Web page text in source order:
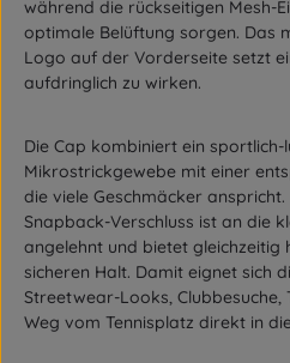
während die rückseitigen Mesh-
optimale Belüftung sorgen. Das
Logo auf der Vorderseite setzt
aufdringlich zu wirken.
Die Cap kombiniert ein sportlich-
Mikrostrickgewebe mit einer
die viele Geschmäcker
Snapback-Verschluss ist an die
angelehnt und bietet
sicheren Halt. Damit eignet sich
Streetwear-Looks,
Weg vom Tennisplatz direkt in